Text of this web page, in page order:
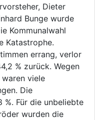
Dieter
Bunge wurde
Kommunalwahl
Katastrophe.
errang, verlor
% zurück. Wegen
viele
Die
%. Für die unbeliebte
wurden die